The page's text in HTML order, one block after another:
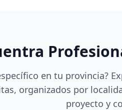
en tu provincia?
organizados por
proyecto y